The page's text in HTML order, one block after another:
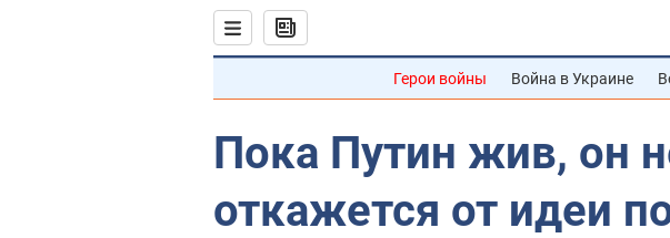
Герои войны Война в Украине
Пока Путин жив, он
откажется от идеи